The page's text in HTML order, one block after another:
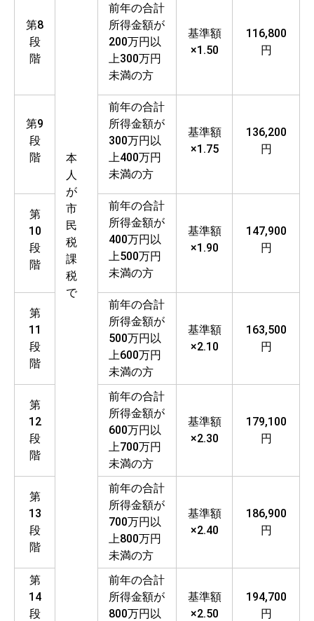
本
人
が
市
民
税
課
税
で
第8
段
階
前年の合計
所得金額が
200万円以
上300万円
未満の方
基準額
×1.50
116,800
円
第9
段
階
前年の合計
所得金額が
300万円以
上400万円
未満の方
基準額
×1.75
136,200
円
第
10
段
階
前年の合計
所得金額が
400万円以
上500万円
未満の方
基準額
×1.90
147,900
円
第
11
段
階
前年の合計
所得金額が
500万円以
上600万円
未満の方
基準額
×2.10
163,500
円
第
12
段
階
前年の合計
所得金額が
600万円以
上700万円
未満の方
基準額
×2.30
179,100
円
第
13
段
階
前年の合計
所得金額が
700万円以
上800万円
未満の方
基準額
×2.40
186,900
円
第
14
段
前年の合計
所得金額が
800万円以
基準額
×2.50
194,700
円